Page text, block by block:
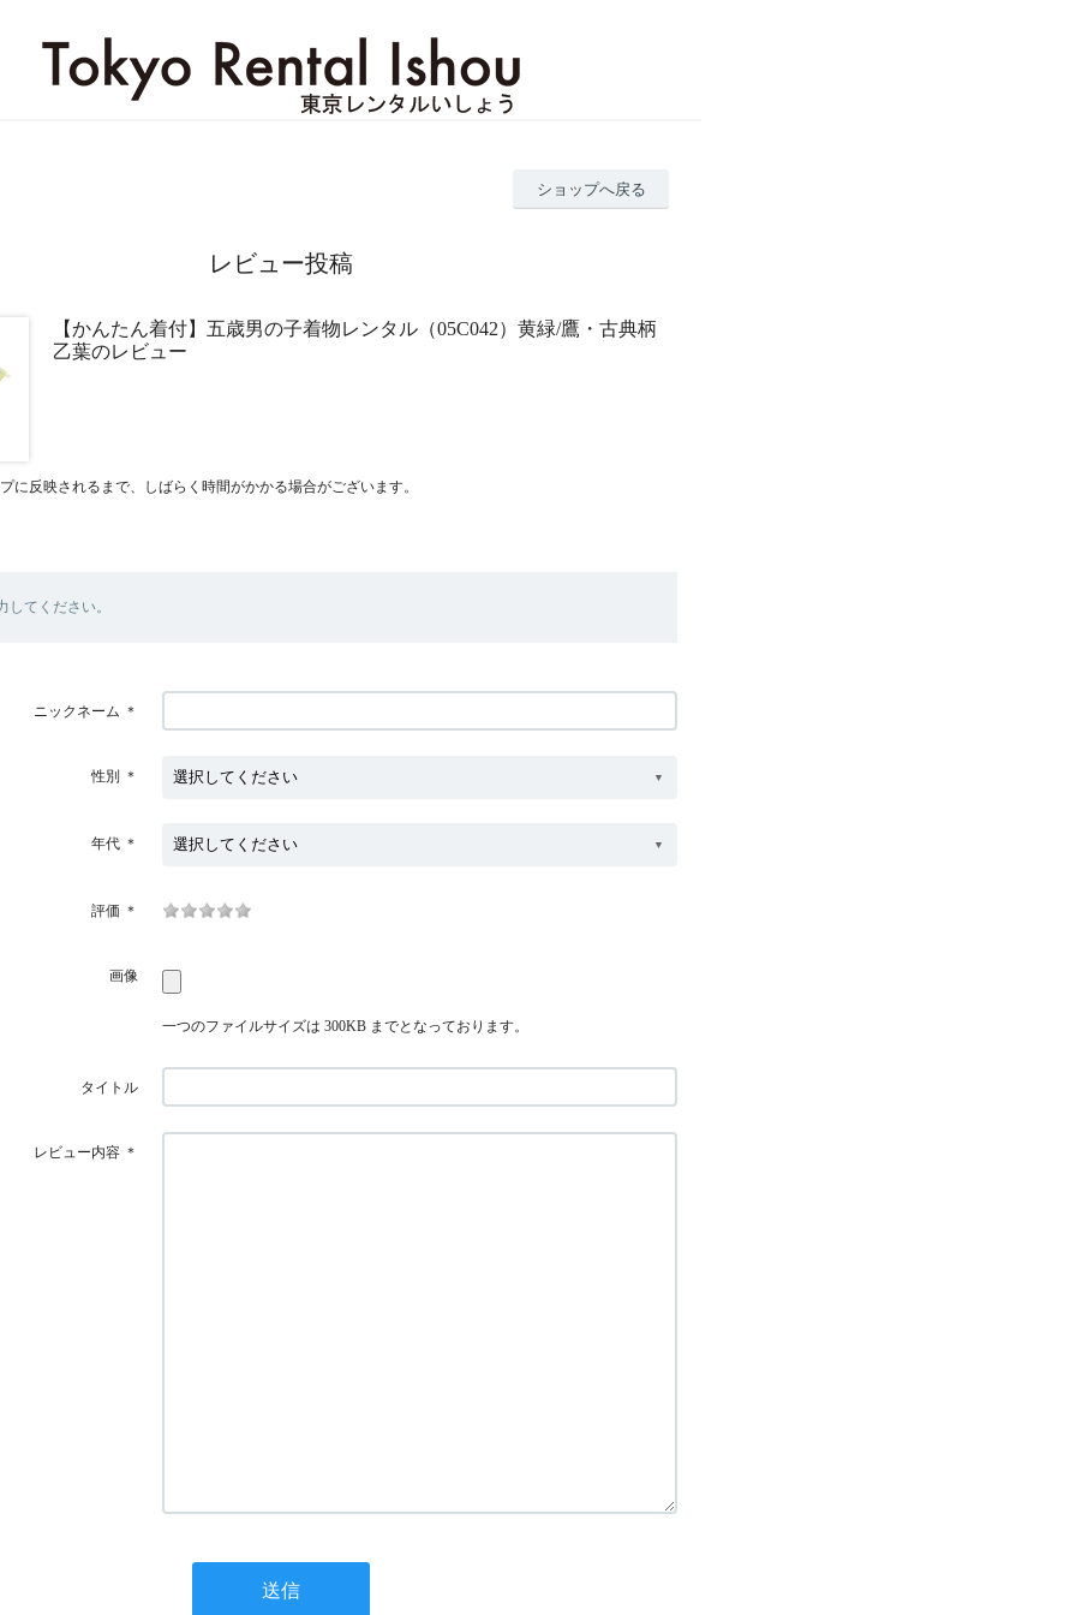
ショップへ戻る
レビュー投稿
【かんたん着付】五歳男の子着物レンタル（05C042）黄緑/鷹・古典柄
乙葉のレビュー
に反映されるまで、しばらく時間がかかる場合がございます。
してください。
ニックネーム ＊
性別 ＊
年代 ＊
評価 ＊
画像
一つのファイルサイズは 300KB までとなっております。
タイトル
レビュー内容 ＊